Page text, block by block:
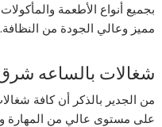
بجميع أنواع الأطعمة
مميز وعالي الجودة من النظافة.
شغالات بالساعه
من الجدير بالذكر أن كافة
على مستوى عالي من المهارة